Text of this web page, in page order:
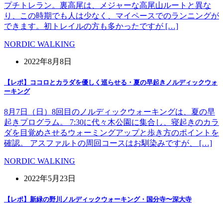
プチトレラン。裏高尾は、メジャーな高尾山ルートと異な
り、この時期でも人は少なく、マイペースでのランニングが
できます。初トレイルの方も多かったですが […]
NORDIC WALKING
2022年8月8日
【レポ】ココロとカラダを優しく巡らせる・夏の早起きノルディックウォ
ーキング
8月7日（日）8回目のノルディックウォーキングは、夏の早
起きプログラム。 7:30に代々木公園に集合し、寝起きのカラ
ダを目覚めさせるウォーミングアップと歩き方のポイントを
確認。 アスファルトの周回コースはお馴染みですが、 […]
NORDIC WALKING
2022年5月23日
【レポ】新緑の野川ノルディックウォーキング・国分寺〜深大寺